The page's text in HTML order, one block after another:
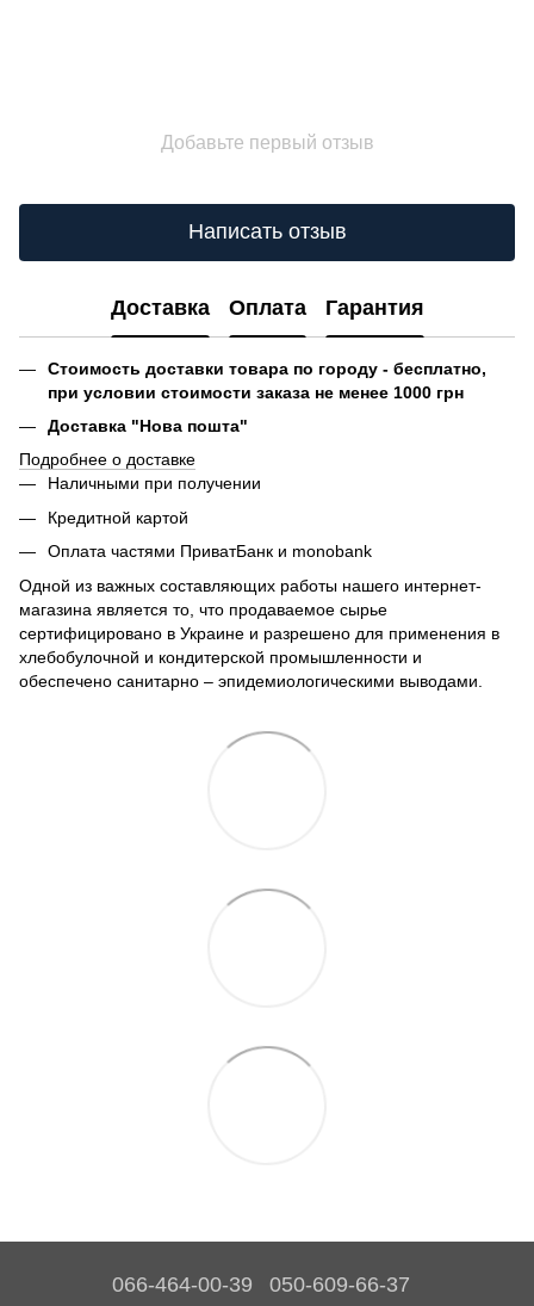
Добавьте первый отзыв
Написать отзыв
Доставка Оплата Гарантия
Стоимость доставки товара по городу - бесплатно,
при условии стоимости заказа не менее 1000 грн
Доставка "Нова пошта"
Подробнее о доставке
Наличными при получении
Кредитной картой
Оплата частями ПриватБанк и monobank
Одной из важных составляющих работы нашего интернет-
магазина является то, что продаваемое сырье
сертифицировано в Украине и разрешено для применения в
хлебобулочной и кондитерской промышленности и
обеспечено санитарно – эпидемиологическими выводами.
066-464-00-39 050-609-66-37